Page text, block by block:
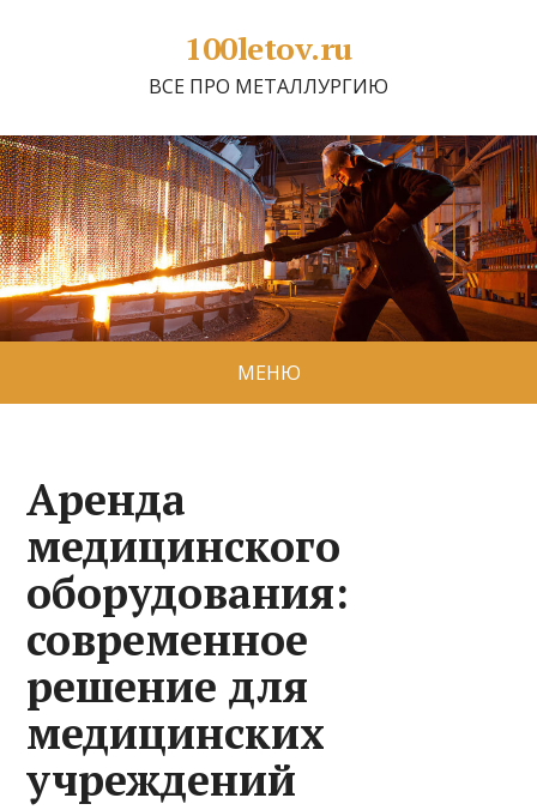
100letov.ru
ВСЕ ПРО МЕТАЛЛУРГИЮ
МЕНЮ
Аренда
медицинского
оборудования:
современное
решение для
медицинских
учреждений